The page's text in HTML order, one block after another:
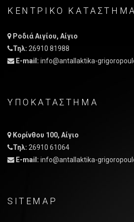
ΚΕΝΤΡΙΚO ΚΑΤAΣΤΗΜΑ
Ροδιά Αιγίου, Αίγιο
Τηλ: 26910 81988
E-mail: info@antallaktika-
ΥΠΟΚΑΤΑΣΤΗΜΑ
Κορίνθου 100, Αίγιο
Τηλ: 26910 61064
E-mail: info@antallaktika-
SITEMAP